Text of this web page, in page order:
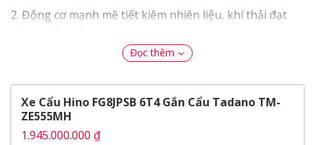
2. Động cơ mạnh mẽ tiết kiêm nhiên liệu, khí thải đạt
3. Kích thước thùng lớn chở hàng hóa nhiều hơn
khách hàng tiện theo dõi.
Nội dung bài viết
Đọc thêm
Xe Cẩu Hino FG8JPSB 6T4 Gắn Cẩu Tadano TM-
ZE555MH
1.945.000.000 ₫